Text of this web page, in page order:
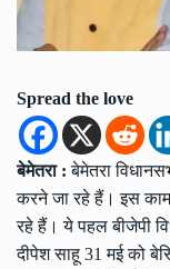
Spread the love
बेमेतरा : बेमेतरा
करने जा रहे हैं। इस
रहे हैं। ये पहल बीजेपी
दीपेश साहू 31 मई को